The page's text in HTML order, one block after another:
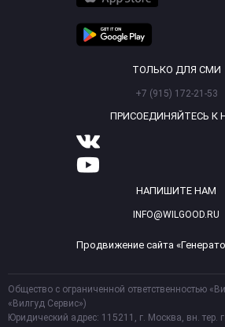
ТОЛЬКО ДЛЯ СМИ
+7 (915) 172-21-53
ПРИСОЕДИНЯЙТЕСЬ К
НАПИШИТЕ НАМ
INFO@WILGOOD.RU
Продвижение сайта
Общество с ограниченной ответственностью
«Вилгуд Сервис»)
Юридический адрес: 115211, г. Москва, вн. тер.